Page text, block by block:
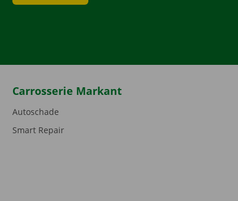
Carrosserie Markant
Autoschade
Smart Repair